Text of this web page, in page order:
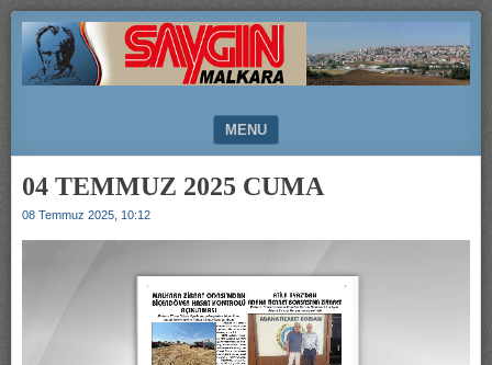
SAYGIN
MALKARA
MENU
04 TEMMUZ 2025 CUMA
08 Temmuz 2025, 10:12